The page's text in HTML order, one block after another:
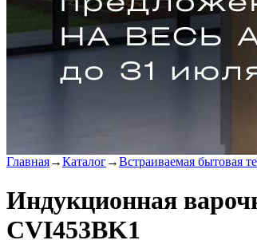
Главная→Каталог→Встраиваемая бытовая
Индукционная
CVI453BK1